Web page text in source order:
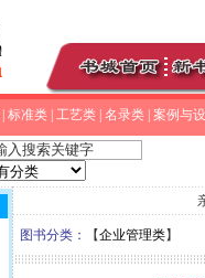
标准类 工艺类 名录类 案例与
图书分类： 【企业管理类】